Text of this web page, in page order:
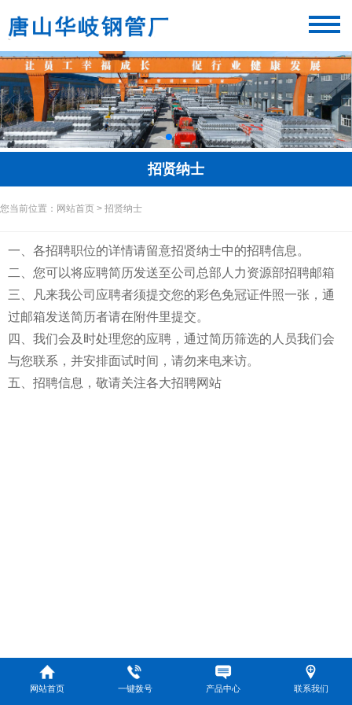
招贤纳士
您当前位置：网站首页 > 招贤纳士
一、各招聘职位的详情请留意招贤纳士中的招聘信息。
二、您可以将应聘简历发送至公司总部人力资源部招聘邮箱
三、凡来我公司应聘者须提交您的彩色免冠证件照一张，通
过邮箱发送简历者请在附件里提交。
四、我们会及时处理您的应聘，通过简历筛选的人员我们会
与您联系，并安排面试时间，请勿来电来访。
五、招聘信息，敬请关注各大招聘网站
网站首页 一键拨号 产品中心 联系我们